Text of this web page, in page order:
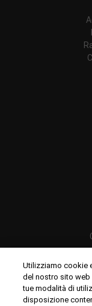
Utilizziamo cookie
del nostro sito web
tue modalità di
disposizione